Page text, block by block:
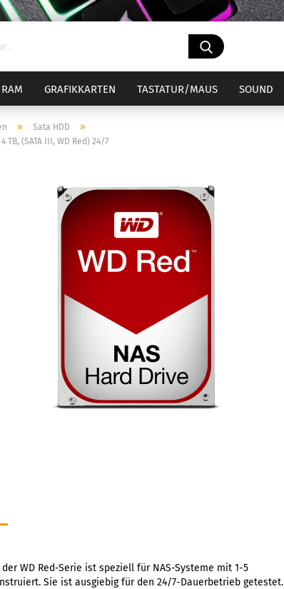
RAM GRAFIKKARTEN TASTATUR/MAUS SOUND
» Sata HDD »
TB, (SATA III, WD Red) 24/7
WD Red-Serie ist speziell für NAS-Systeme mit 1-5
Sie ist ausgiebig für den 24/7-Dauerbetrieb getestet.